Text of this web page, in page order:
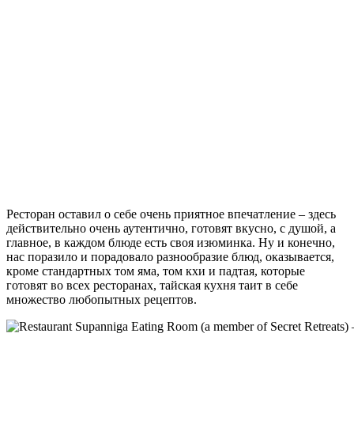
Ресторан оставил о себе очень приятное впечатление – здесь
действительно очень аутентично, готовят вкусно, с душой, а
главное, в каждом блюде есть своя изюминка. Ну и конечно,
нас поразило и порадовало разнообразие блюд, оказывается,
кроме стандартных том яма, том кхи и падтая, которые
готовят во всех ресторанах, тайская кухня таит в себе
множество любопытных рецептов.